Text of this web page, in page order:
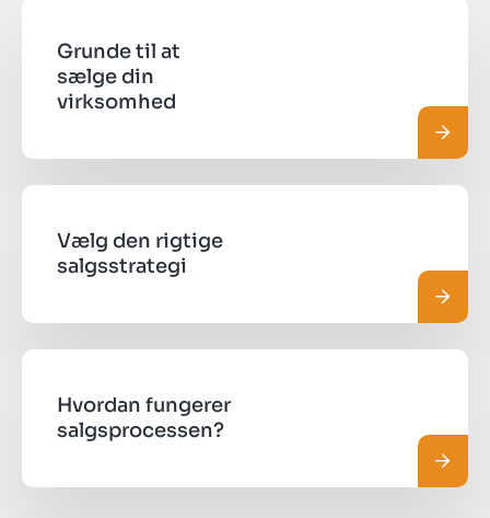
Grunde til at
sælge din
virksomhed
Læs
Vælg den rigtige
salgsstrategi
Læs
Hvordan fungerer
salgsprocessen?
Læs